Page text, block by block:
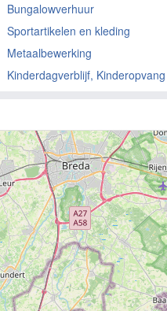
Bungalowverhuur
Sportartikelen en kleding
Metaalbewerking
Kinderdagverblijf, Kinderopvang